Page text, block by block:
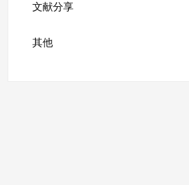
文献分享
其他